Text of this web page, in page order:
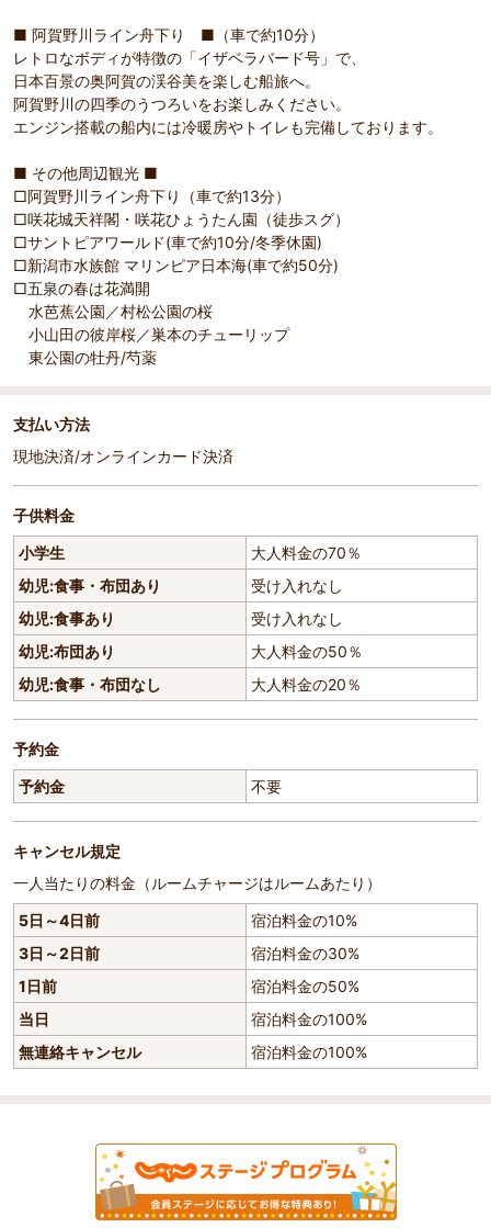
■ 阿賀野川ライン舟下り ■（車で約10分）
レトロなボディが特徴の「イザベラバード号」で、
日本百景の奥阿賀の渓谷美を楽しむ船旅へ。
阿賀野川の四季のうつろいをお楽しみください。
エンジン搭載の船内には冷暖房やトイレも完備しております。
■ その他周辺観光 ■
□阿賀野川ライン舟下り（車で約13分）
□咲花城天祥閣・咲花ひょうたん園（徒歩スグ）
□サントピアワールド(車で約10分/冬季休園)
□新潟市水族館 マリンピア日本海(車で約50分)
□五泉の春は花満開
水芭蕉公園／村松公園の桜
小山田の彼岸桜／巣本のチューリップ
東公園の牡丹/芍薬
支払い方法
現地決済/オンラインカード決済
子供料金
小学生
大人料金の70％
幼児:食事・布団あり
受け入れなし
幼児:食事あり
受け入れなし
幼児:布団あり
大人料金の50％
幼児:食事・布団なし
大人料金の20％
予約金
予約金
不要
キャンセル規定
一人当たりの料金（ルームチャージはルームあたり）
5日～4日前
宿泊料金の10%
3日～2日前
宿泊料金の30%
1日前
宿泊料金の50%
当日
宿泊料金の100%
無連絡キャンセル
宿泊料金の100%